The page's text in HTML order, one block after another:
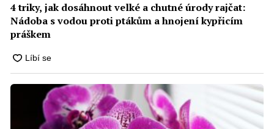
4 triky, jak dosáhnout velké a chutné úrody rajčat:
Nádoba s vodou proti ptákům a hnojení kypřicím
práškem